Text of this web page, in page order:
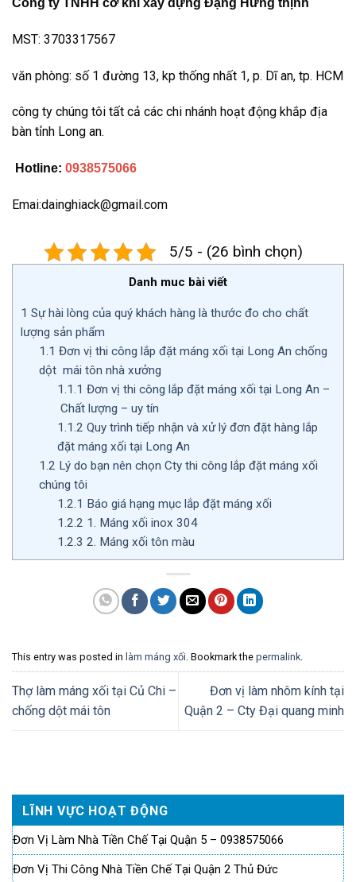
Công ty TNHH cơ khí xây dựng Đặng Hưng thịnh
MST: 3703317567
văn phòng: số 1 đường 13, kp thống nhất 1, p. Dĩ an, tp. HCM
công ty chúng tôi tất cả các chi nhánh hoạt động khắp địa
bàn tỉnh Long an.
Hotline: 0938575066
Emai:dainghiack@gmail.com
5/5 - (26 bình chọn)
Danh muc bài viết
1 Sự hài lòng của quý khách hàng là thước đo cho chất
lượng sản phẩm
1.1 Đơn vị thi công lắp đặt máng xối tại Long An chống
dột mái tôn nhà xưởng
1.1.1 Đơn vị thi công lắp đặt máng xối tại Long An –
Chất lượng – uy tín
1.1.2 Quy trình tiếp nhận và xử lý đơn đặt hàng lắp
đặt máng xối tại Long An
1.2 Lý do bạn nên chọn Cty thi công lắp đặt máng xối
chúng tôi
1.2.1 Báo giá hạng mục lắp đặt máng xối
1.2.2 1. Máng xối inox 304
1.2.3 2. Máng xối tôn màu
This entry was posted in làm máng xối . Bookmark the permalink
Thợ làm máng xối tại Củ Chi –
chống dột mái tôn
Đơn vị làm nhôm kính tại
Quận 2 – Cty Đại quang minh
LĨNH VỰC HOẠT ĐỘNG
Đơn Vị Làm Nhà Tiền Chế Tại Quận 5 – 0938575066
Đơn Vị Thi Công Nhà Tiền Chế Tại Quận 2 Thủ Đức